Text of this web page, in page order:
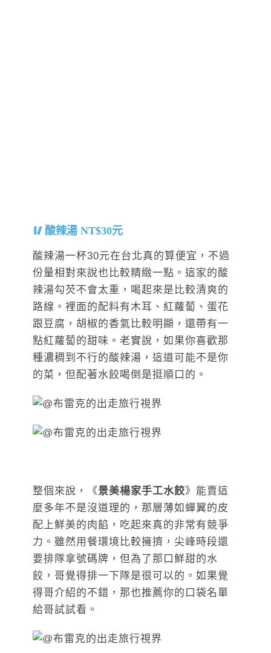
酸辣湯 NT$30元
酸辣湯一杯30元在台北真的算便宜，不過
份量相對來說也比較精緻一點。這家的酸
辣湯勾芡不會太重，喝起來是比較清爽的
路線。裡面的配料有木耳、紅蘿蔔、蛋花
跟豆腐，胡椒的香氣比較明顯，還帶有一
點紅蘿蔔的甜味。老實說，如果你喜歡那
種濃稠到不行的酸辣湯，這道可能不是你
的菜，但配著水餃喝倒是挺順口的。
整個來說，《景美楊家手工水餃》能賣這
麼多年不是沒道理的，那層薄如蟬翼的皮
配上鮮美的肉餡，吃起來真的非常有競爭
力。雖然用餐環境比較擁擠，尖峰時段還
要排隊拿號碼牌，但為了那口鮮甜的水
餃，哥覺得排一下隊是很可以的。如果覺
得哥介紹的不錯，那也推薦你的口袋名單
給哥試試看。